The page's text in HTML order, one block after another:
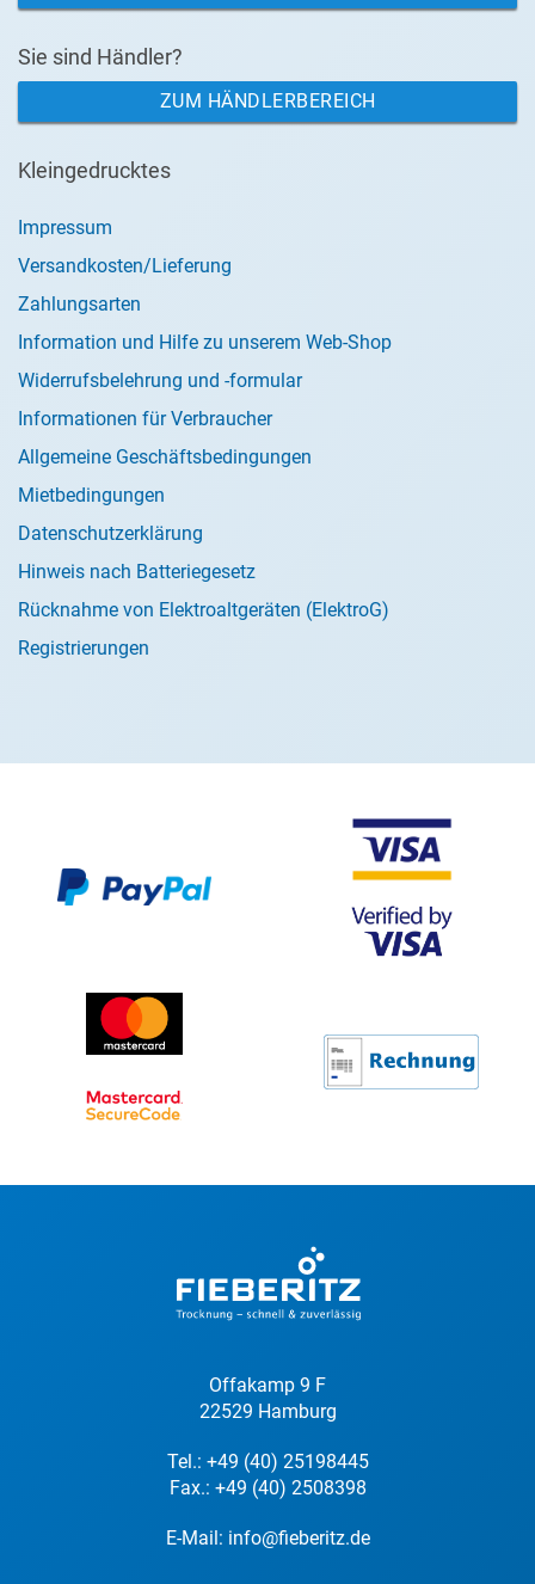
Sie sind Händler?
ZUM HÄNDLERBEREICH
Kleingedrucktes
Impressum
Versandkosten/Lieferung
Zahlungsarten
Information und Hilfe zu unserem Web-Shop
Widerrufsbelehrung und -formular
Informationen für Verbraucher
Allgemeine Geschäftsbedingungen
Mietbedingungen
Datenschutzerklärung
Hinweis nach Batteriegesetz
Rücknahme von Elektroaltgeräten (ElektroG)
Registrierungen
Offakamp 9 F
22529 Hamburg
Tel.: +49 (40) 25198445
Fax.: +49 (40) 2508398
E-Mail: info@fieberitz.de